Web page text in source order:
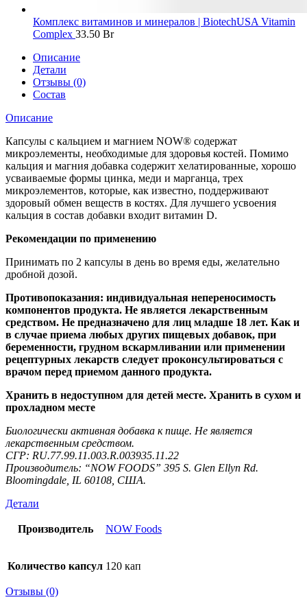
Комплекс витаминов и минералов | BiotechUSA Vitamin
Complex 33.50 Br
Описание
Детали
Отзывы (0)
Состав
Описание
Капсулы с кальцием и магнием NOW® содержат
микроэлементы, необходимые для здоровья костей. Помимо
кальция и магния добавка содержит хелатированные, хорошо
усваиваемые формы цинка, меди и марганца, трех
микроэлементов, которые, как известно, поддерживают
здоровый обмен веществ в костях. Для лучшего усвоения
кальция в состав добавки входит витамин D.
Рекомендации по применению
Принимать по 2 капсулы в день во время еды, желательно
дробной дозой.
Противопоказания: индивидуальная непереносимость
компонентов продукта. Не является лекарственным
средством. Не предназначено для лиц младше 18 лет. Как и
в случае приема любых других пищевых добавок, при
беременности, грудном вскармливании или применении
рецептурных лекарств следует проконсультироваться с
врачом перед приемом данного продукта.
Хранить в недоступном для детей месте. Хранить в сухом и
прохладном месте
Биологически активная добавка к пище. Не является
лекарственным средством.
СГР: RU.77.99.11.003.R.003935.11.22
Производитель: “NOW FOODS” 395 S. Glen Ellyn Rd.
Bloomingdale, IL 60108, США.
Детали
Производитель NOW Foods
Количество капсул 120 кап
Отзывы (0)